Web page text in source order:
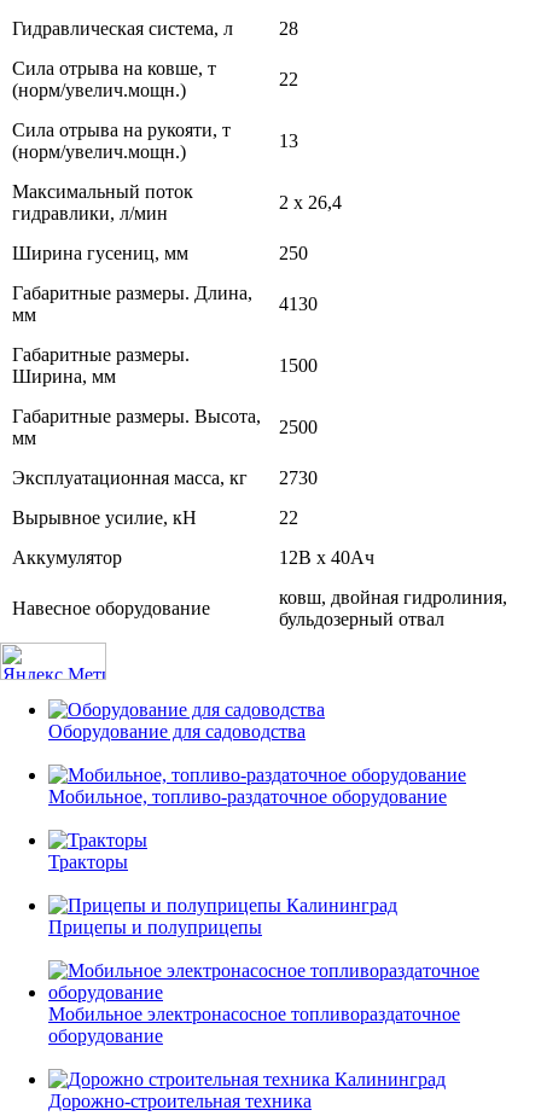
Гидравлическая система, л
28
Сила отрыва на ковше, т
(норм/увелич.мощн.)
22
Сила отрыва на рукояти, т
(норм/увелич.мощн.)
13
Максимальный поток
гидравлики, л/мин
2 х 26,4
Ширина гусениц, мм
250
Габаритные размеры. Длина,
мм
4130
Габаритные размеры.
Ширина, мм
1500
Габаритные размеры. Высота,
мм
2500
Эксплуатационная масса, кг
2730
Вырывное усилие, кН
22
Аккумулятор
12В х 40Ач
Навесное оборудование
ковш, двойная гидролиния,
бульдозерный отвал
Оборудование для садоводства
Мобильное, топливо-раздаточное оборудование
Тракторы
Прицепы и полуприцепы
Мобильное электронасосное топливораздаточное
оборудование
Дорожно-строительная техника